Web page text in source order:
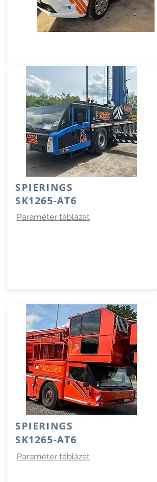
SPIERINGS
SK1265-AT6
Paraméter táblázat
SPIERINGS
SK1265-AT6
Paraméter táblázat